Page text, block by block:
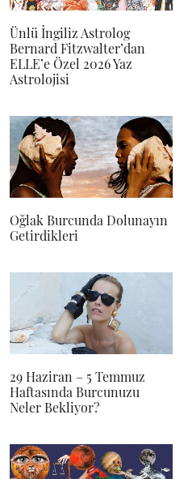
Ünlü İngiliz Astrolog
Bernard Fitzwalter’dan
ELLE’e Özel 2026 Yaz
Astrolojisi
Oğlak Burcunda Dolunayın
Getirdikleri
29 Haziran – 5 Temmuz
Haftasında Burcunuzu
Neler Bekliyor?